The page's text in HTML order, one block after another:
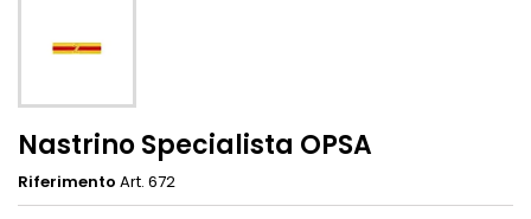
Nastrino Specialista OPSA
Riferimento Art. 672